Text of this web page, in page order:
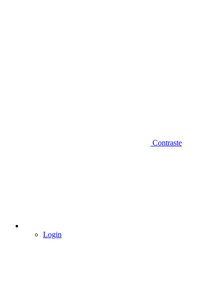
Contraste
Login